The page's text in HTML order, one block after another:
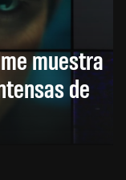
muestra
de